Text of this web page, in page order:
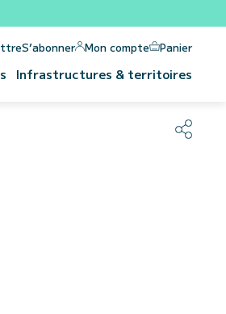
S’abonner Mon compte Panier
Infrastructures & territoires